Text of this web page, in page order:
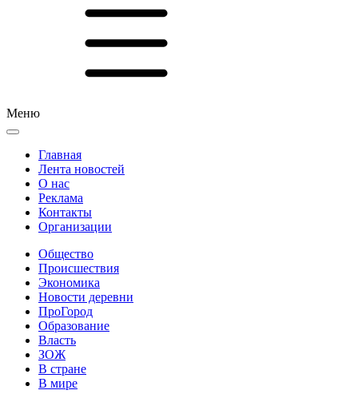
Меню
Главная
Лента новостей
О нас
Реклама
Контакты
Организации
Общество
Происшествия
Экономика
Новости деревни
ПроГород
Образование
Власть
ЗОЖ
В стране
В мире